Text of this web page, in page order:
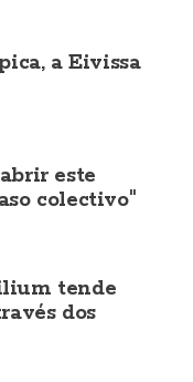
a Eivissa
este
colectivo"
tende
dos